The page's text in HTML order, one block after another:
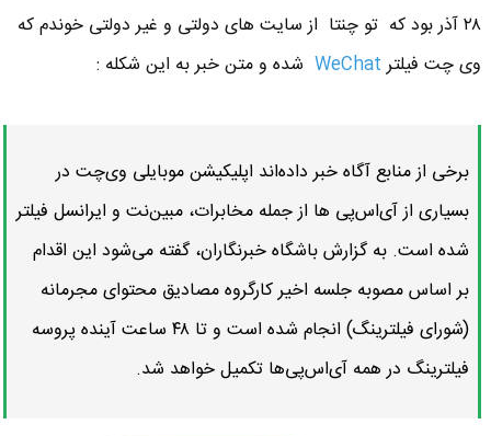
۲۸ آذر بود که تو چنتا از سایت های دولتی و غیر دولتی خوندم که
وی چت فیلترWeChatشده و متن خبر به این شکله :
برخی از منابع آگاه خبر داده‌اند اپلیکیشن موبایلی وی‌چت در
بسیاری از آی‌اس‌پی‌ ها از جمله مخابرات، مبین‌نت و ایرانسل فیلتر
شده است. به گزارش باشگاه خبرنگاران، گفته می‌شود این اقدام
بر اساس مصوبه جلسه اخیر کارگروه مصادیق محتوای مجرمانه
(شورای فیلترینگ) انجام شده است و تا ۴۸ ساعت آینده پروسه
فیلترینگ در همه آی‌اس‌پی‌ها تکمیل خواهد شد.